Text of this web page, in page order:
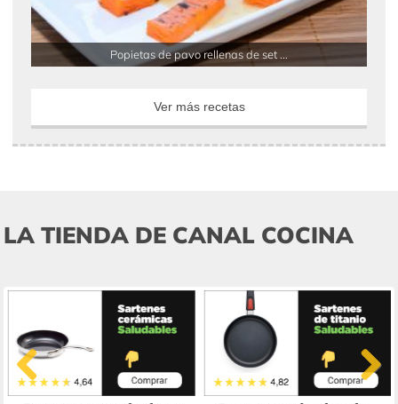
Popietas de pavo rellenas de set ...
Ver más recetas
LA TIENDA DE CANAL COCINA